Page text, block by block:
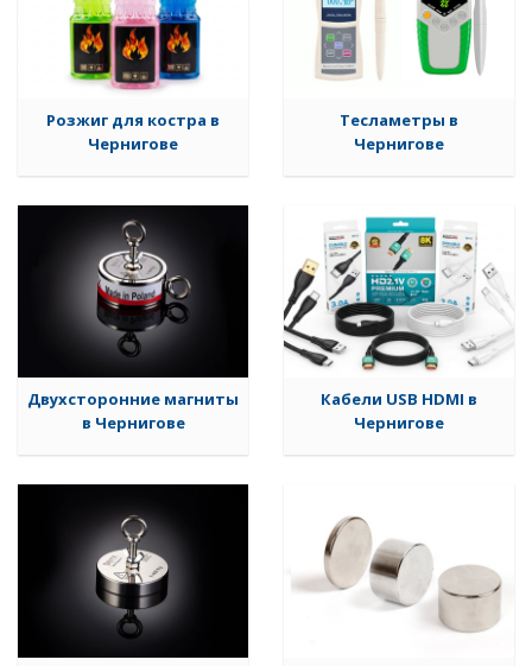
Розжиг для костра в
Чернигове
Тесламетры в
Чернигове
Двухсторонние магниты
в Чернигове
Кабели USB HDMI в
Чернигове